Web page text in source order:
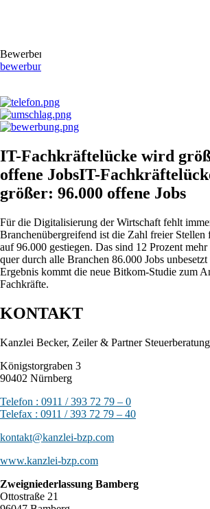
Bewerben Sie sich online oder per E-Mail
bewerbung@stb-becker-zeiler.de
IT-Fachkräftelücke wird
offene JobsIT-
größer: 96.000 offene Jobs
Für die Digitalisierung der Wirtschaft fehlt
Branchenübergreifend ist die Zahl freier Stellen
auf 96.000 gestiegen. Das sind 12 Prozent
quer durch alle Branchen 86.000 Jobs
Ergebnis kommt die neue Bitkom-Studie zum
Fachkräfte.
KONTAKT
Kanzlei Becker, Zeiler & Partner
Königstorgraben 3
90402 Nürnberg
Telefon : 0911 / 393 72 79 – 0
Telefax : 0911 / 393 72 79 – 40
kontakt@kanzlei-bzp.com
www.kanzlei-bzp.com
Zweigniederlassung Bamberg
Ottostraße 21